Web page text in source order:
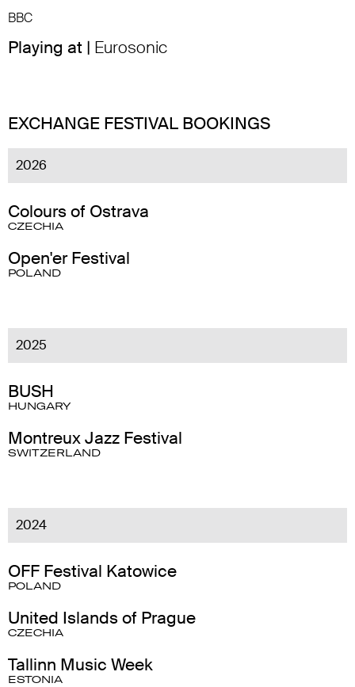
BBC
Playing at | Eurosonic
EXCHANGE FESTIVAL BOOKINGS
2026
Colours of Ostrava
CZECHIA
Open'er Festival
POLAND
2025
BUSH
HUNGARY
Montreux Jazz Festival
SWITZERLAND
2024
OFF Festival Katowice
POLAND
United Islands of Prague
CZECHIA
Tallinn Music Week
ESTONIA